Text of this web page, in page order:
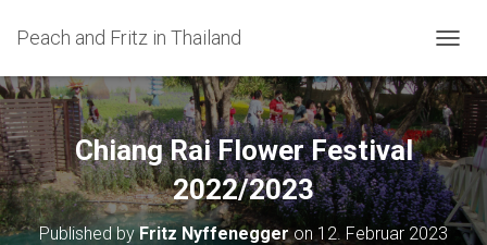
Peach and Fritz in Thailand
A
V
I
G
A
I
O
Chiang Rai Flower Festival
2022/2023
Published byFritz Nyffeneggeron12. Februar 2023